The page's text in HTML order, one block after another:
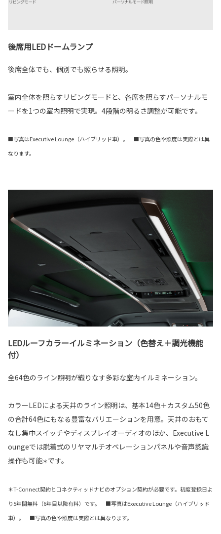
後席用LEDドームランプ
後席全体でも、個別でも照らせる照明。
室内全体を照らすリビングモードと、各席を照らすパーソナルモ
ードを1つの室内照明で実現。4段階の明るさ調整が可能です。
■写真はExecutive Lounge（ハイブリッド車）。 ■写真の色や照度は実際とは異
なります。
LEDルーフカラーイルミネーション（色替え＋調光機能
付）
全64色のライン照明が織りなす多彩な室内イルミネーション。
カラーLEDによる天井のライン照明は、基本14色＋カスタム50色
の合計64色にもなる豊富なバリエーションを用意。天井のおもて
なし集中スイッチやディスプレイオーディオのほか、Executive L
oungeでは脱着式のリヤマルチオペレーションパネルや音声認識
操作も可能＊です。
＊T-Connect契約とコネクティッドナビのオプション契約が必要です。初度登録日よ
り5年間無料（6年目以降有料）です。 ■写真はExecutive Lounge（ハイブリッド
車）。 ■写真の色や照度は実際とは異なります。